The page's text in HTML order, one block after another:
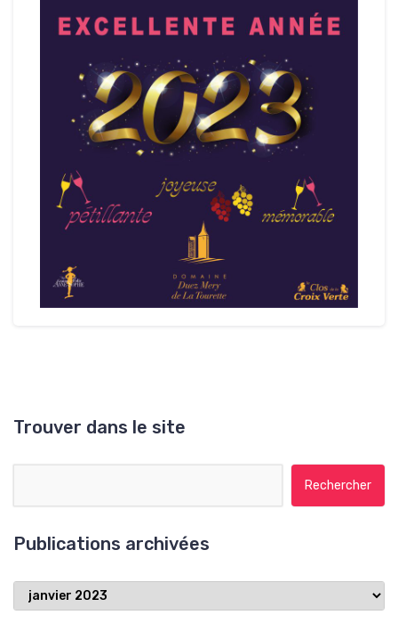
Trouver dans le site
Publications archivées
Publications
archivées